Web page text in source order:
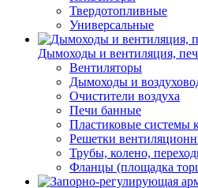
Твердотопливные
Универсальные
Дымоходы и вентиляция,
Вентиляторы
Дымоходы и
Очистители воздуха
Печи банные
Пластиковые системы
Решетки
Трубы, колено,
Фланцы (площадка